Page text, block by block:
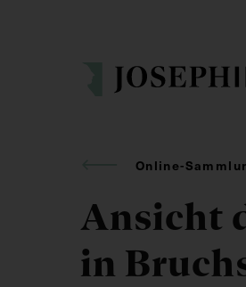
Online-
Ansicht
in